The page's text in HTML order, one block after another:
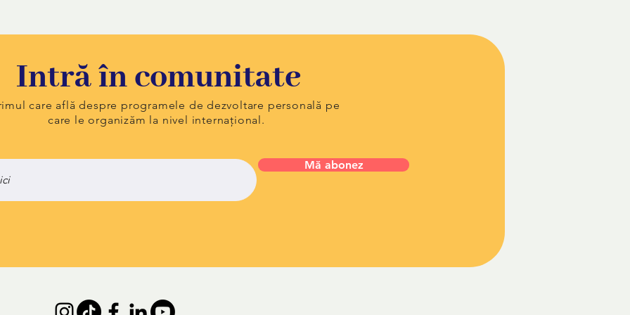
Intră în comunitate
care află despre programele de dezvoltare personală pe
care le organizăm la nivel internațional.
Mă abonez